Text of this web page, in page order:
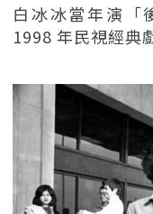
白冰冰當年演「
1998 年民視經典